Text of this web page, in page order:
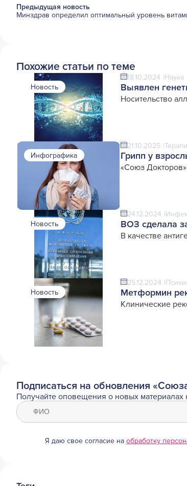
Предыдущая новость
Минздрав определил оптимальный уровень
Похожие статьи по теме
Новость
18.10.2024 Наука
Выявлен
Носительство
Инфографика
21.10.2025
Грипп у
«Союз
Новость
24.12.2024
ВОЗ сделала
В качестве
Новость
25.12.2024
Метформин
Клинические
Подписаться на обновления
Получайте оповещения о новых материалах
Я даю свое согласие на обработку